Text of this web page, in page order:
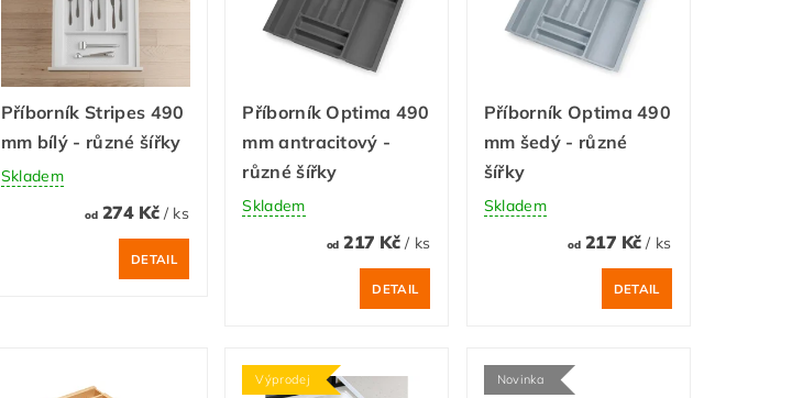
Příborník Stripes 490
mm bílý - různé šířky
Skladem
od274 Kč / ks
DETAIL
Příborník Optima 490
mm antracitový -
různé šířky
Skladem
od217 Kč / ks
DETAIL
Příborník Optima 490
mm šedý - různé
šířky
Skladem
od217 Kč/ ks
DETAIL
Výprodej Novinka